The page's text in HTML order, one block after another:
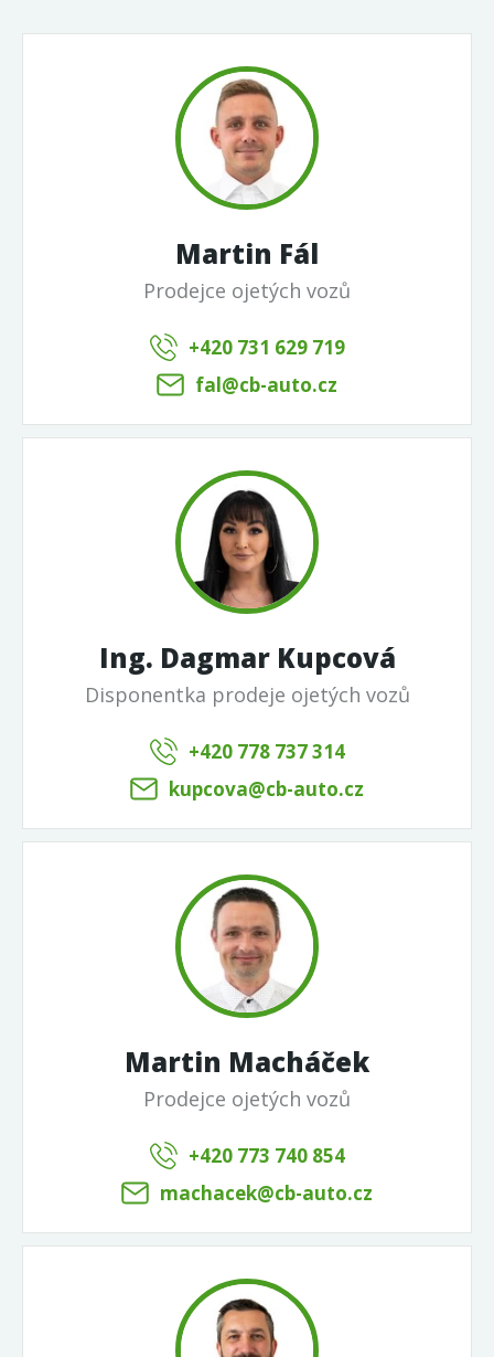
Martin Fál
Prodejce ojetých vozů
+420 731 629 719
fal@cb-auto.cz
Ing. Dagmar Kupcová
Disponentka prodeje ojetých vozů
+420 778 737 314
kupcova@cb-auto.cz
Martin Macháček
Prodejce ojetých vozů
+420 773 740 854
machacek@cb-auto.cz